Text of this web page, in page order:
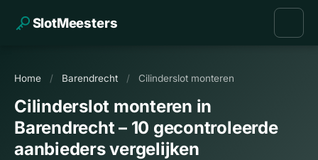
SlotMeesters
Home / Barendrecht / Cilinderslot monteren
Cilinderslot monteren in
Barendrecht – 10 gecontroleerde
aanbieders vergelijken